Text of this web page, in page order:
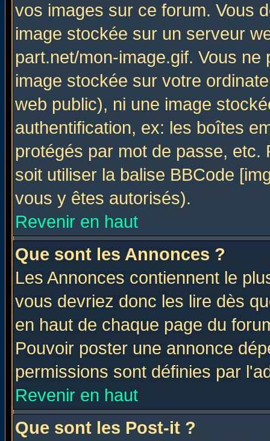
vos images sur ce forum. Vous
image stockée sur un serveur
part.net/mon-image.gif. Vous
image stockée sur votre
web public), ni une image
authentification, ex: les boîtes
protégés par mot de passe,
soit utiliser la balise BBCode
vous y êtes autorisés).
Revenir en haut
Que sont les Annonces ?
Les Annonces contiennent le
vous devriez donc les lire dès
en haut de chaque page du
Pouvoir poster une annonce
permissions sont définies par
Revenir en haut
Que sont les Post-it ?